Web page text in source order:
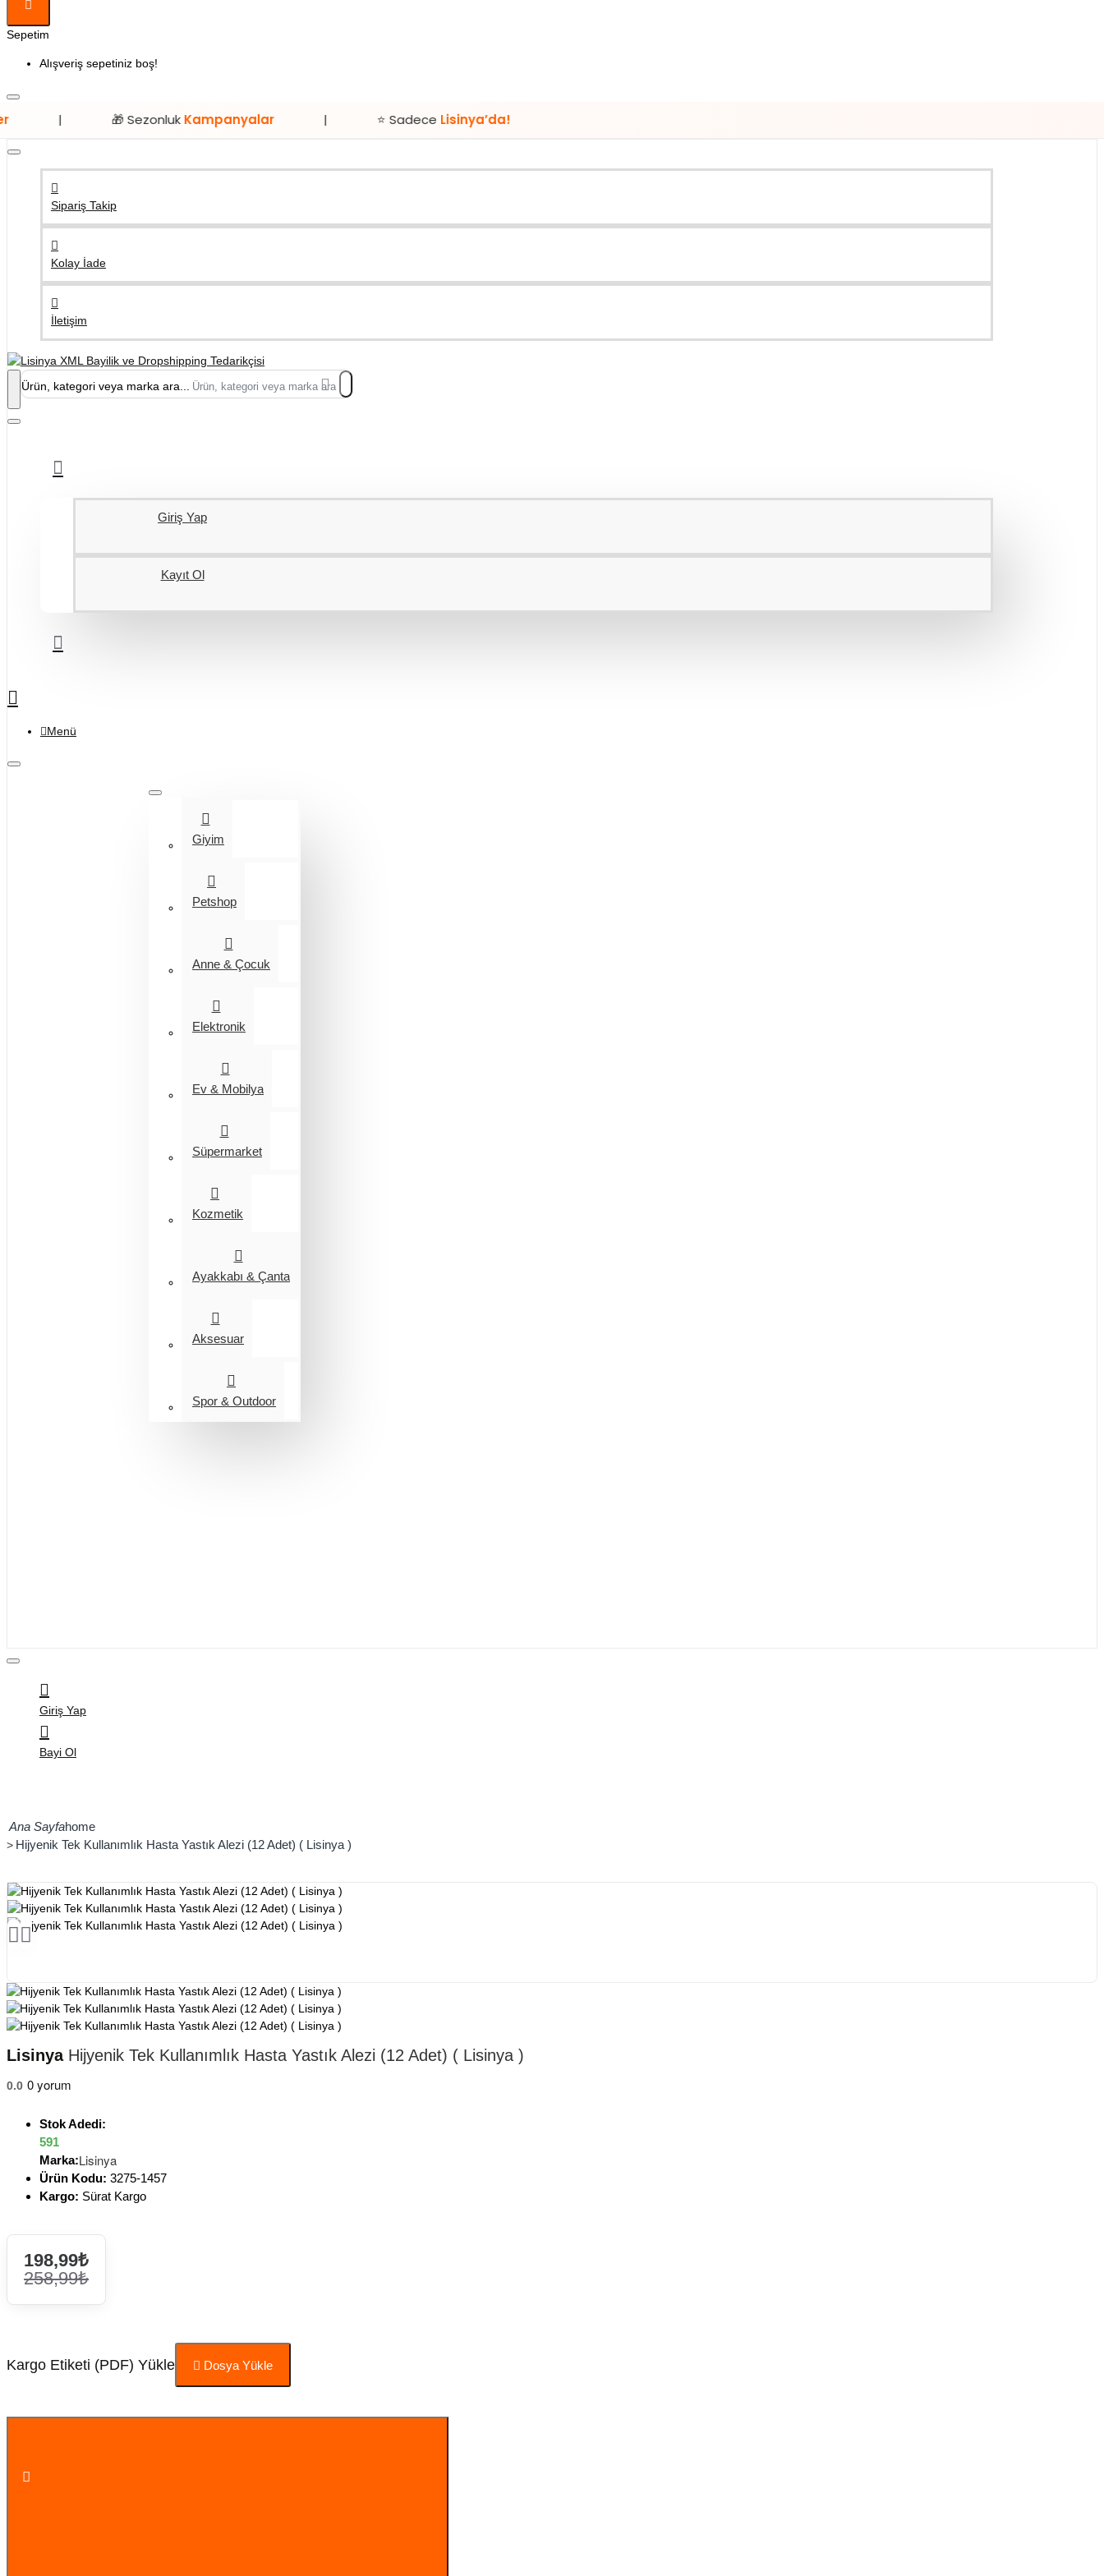
Sepetim
Alışveriş sepetiniz boş!
🎁 Sezonluk Kampanyalar | ⭐ Sadece Lisinya’da!
Sipariş Takip
Kolay İade
İletişim
Ürün, kategori veya marka ara...
Giriş Yap
Kayıt Ol
Menü
Giyim
Petshop
Anne & Çocuk
Elektronik
Ev & Mobilya
Süpermarket
Kozmetik
Ayakkabı & Çanta
Aksesuar
Spor & Outdoor
Giriş Yap
Bayi Ol
home
Hijyenik Tek Kullanımlık Hasta Yastık Alezi (12 Adet) ( Lisinya )
LisinyaHijyenik Tek Kullanımlık Hasta Yastık Alezi (12 Adet) ( Lisinya )
0.0 0 yorum
Stok Adedi:
591
Marka:Lisinya
Ürün Kodu: 3275-1457
Kargo: Sürat Kargo
198,99₺
258,99₺
Kargo Etiketi (PDF) Yükle Dosya Yükle